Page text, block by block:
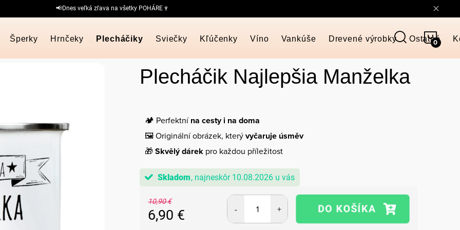
📢Dnes veľká zľava na všetky POHÁRE🍷
Šperky Hrnčeky Plecháčiky Sviečky Kľúčenky Víno Vankúše Drevené výrobky Ostatné
Plecháčik Najlepšia Manželka
🏕️ Perfektnína cesty i na doma
🖼️ Originální obrázek, kterývyčaruje úsměv
🎁 Skvělý dárek pro každou příležitost
Skladom 10.08.2026
10,90 €
6,90 €